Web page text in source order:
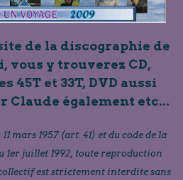
de la discographie de
vous y trouverez CD,
45T et 33T, DVD aussi
Claude également etc...
mars 1957 (art. 41) et du code de la
1er juillet 1992, toute reproduction
est strictement interdite sans